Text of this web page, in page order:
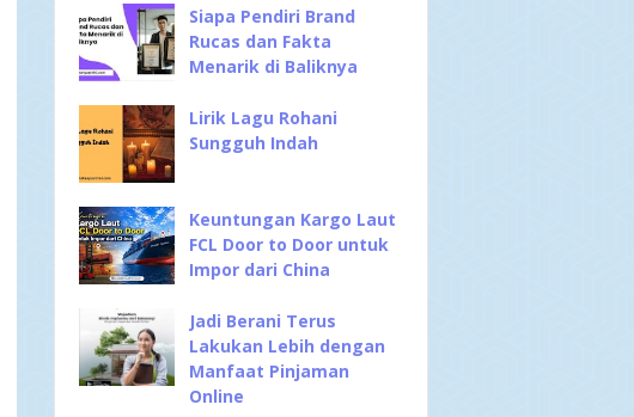
Siapa Pendiri Brand
Rucas dan Fakta
Menarik di Baliknya
Lirik Lagu Rohani
Sungguh Indah
Keuntungan Kargo Laut
FCL Door to Door untuk
Impor dari China
Jadi Berani Terus
Lakukan Lebih dengan
Manfaat Pinjaman
Online